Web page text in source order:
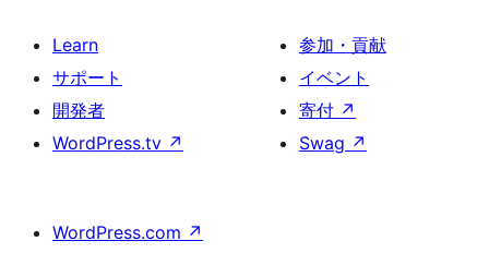
Learn
サポート
開発者
WordPress.tv ↗
参加・貢献
イベント
寄付 ↗
Swag ↗
WordPress.com ↗